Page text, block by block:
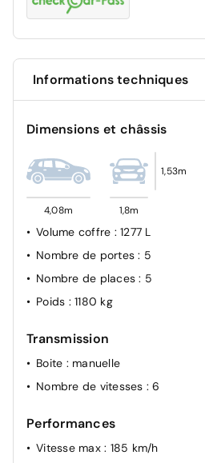
Informations techniques
Dimensions et châssis
4,08m 1,8m
1,53m
Volume coffre : 1277 L
Nombre de portes: 5
Nombre de places: 5
Poids : 1180 kg
Transmission
Boite : manuelle
Nombre de vitesses : 6
Performances
Vitesse max : 185 km/h